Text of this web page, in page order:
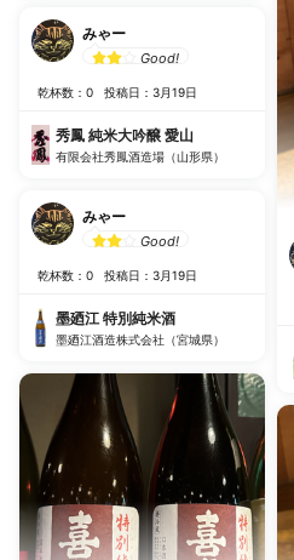
みゃー
Good!
乾杯数：0 投稿日：3月19日
秀鳳 純米大吟醸 愛山
有限会社秀鳳酒造場（山形県）
みゃー
Good!
乾杯数：0 投稿日：3月19日
墨廼江 特別純米酒
墨廼江酒造株式会社（宮城県）